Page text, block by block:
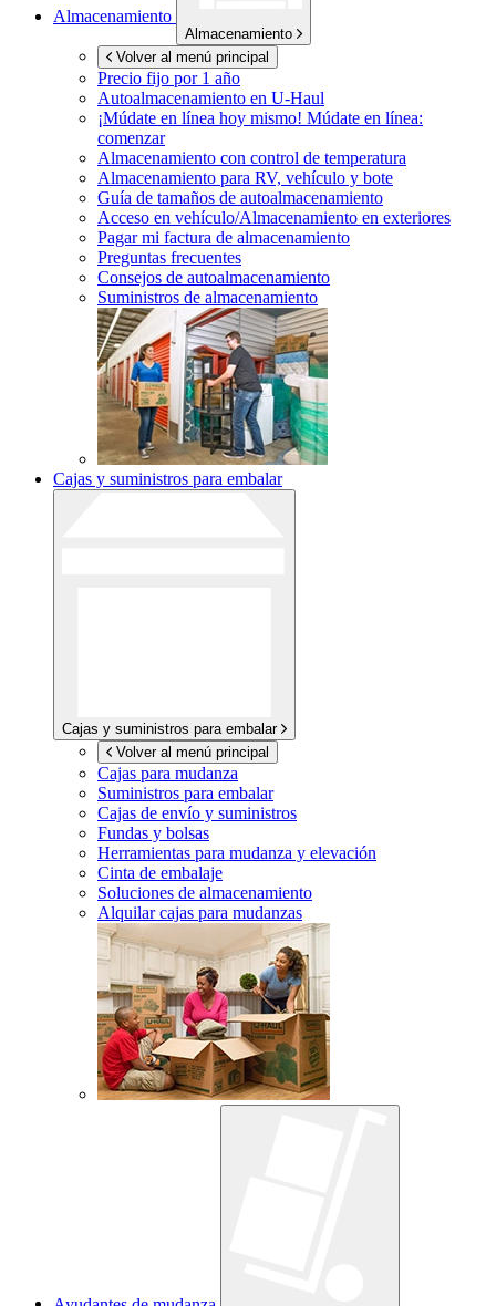
Almacenamiento
Almacenamiento
Volver al menú principal
Precio fijo por 1 año
Autoalmacenamiento en U-Haul
¡Múdate en línea hoy mismo! Múdate en línea:
comenzar
Almacenamiento con control de temperatura
Almacenamiento para RV, vehículo y bote
Guía de tamaños de autoalmacenamiento
Acceso en vehículo/Almacenamiento en exteriores
Pagar mi factura de almacenamiento
Preguntas frecuentes
Consejos de autoalmacenamiento
Suministros de almacenamiento
Cajas y suministros para embalar
Cajas y suministros para embalar
Volver al menú principal
Cajas para mudanza
Suministros para embalar
Cajas de envío y suministros
Fundas y bolsas
Herramientas para mudanza y elevación
Cinta de embalaje
Soluciones de almacenamiento
Alquilar cajas para mudanzas